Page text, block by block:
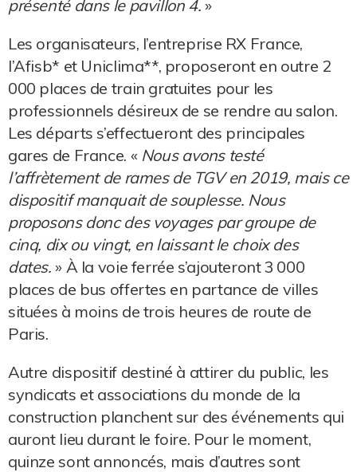
présenté dans le pavillon 4. »
Les organisateurs, l’entreprise RX France,
l’Afisb* et Uniclima**, proposeront en outre 2
000 places de train gratuites pour les
professionnels désireux de se rendre au salon.
Les départs s’effectueront des principales
gares de France. « Nous avons testé
l’affrètement de rames de TGV en 2019, mais ce
dispositif manquait de souplesse. Nous
proposons donc des voyages par groupe de
cinq, dix ou vingt, en laissant le choix des
dates. » À la voie ferrée s’ajouteront 3 000
places de bus offertes en partance de villes
situées à moins de trois heures de route de
Paris.
Autre dispositif destiné à attirer du public, les
syndicats et associations du monde de la
construction planchent sur des événements qui
auront lieu durant le foire. Pour le moment,
quinze sont annoncés, mais d’autres sont